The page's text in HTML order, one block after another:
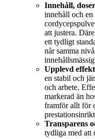
Innehåll,
innehåll och en
att justera.
ett tydligt
når samma
Upplevd
en stabil och
och arbete.
markerad än
framför allt för
Transparens
tydliga med att